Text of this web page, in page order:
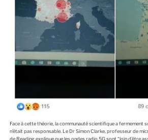
Face à cette théorie, la communauté scientifique a fermement
n’était pas responsable. Le Dr Simon Clarke, professeur de
de Reading explique que les ondes radio 5G sont “loin d’être